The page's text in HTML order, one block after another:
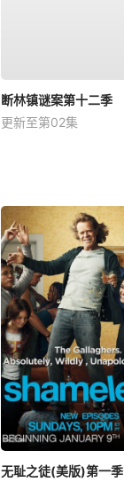
断林镇谜案第十二季
更新至第02集
无耻之徒(美版)第一季